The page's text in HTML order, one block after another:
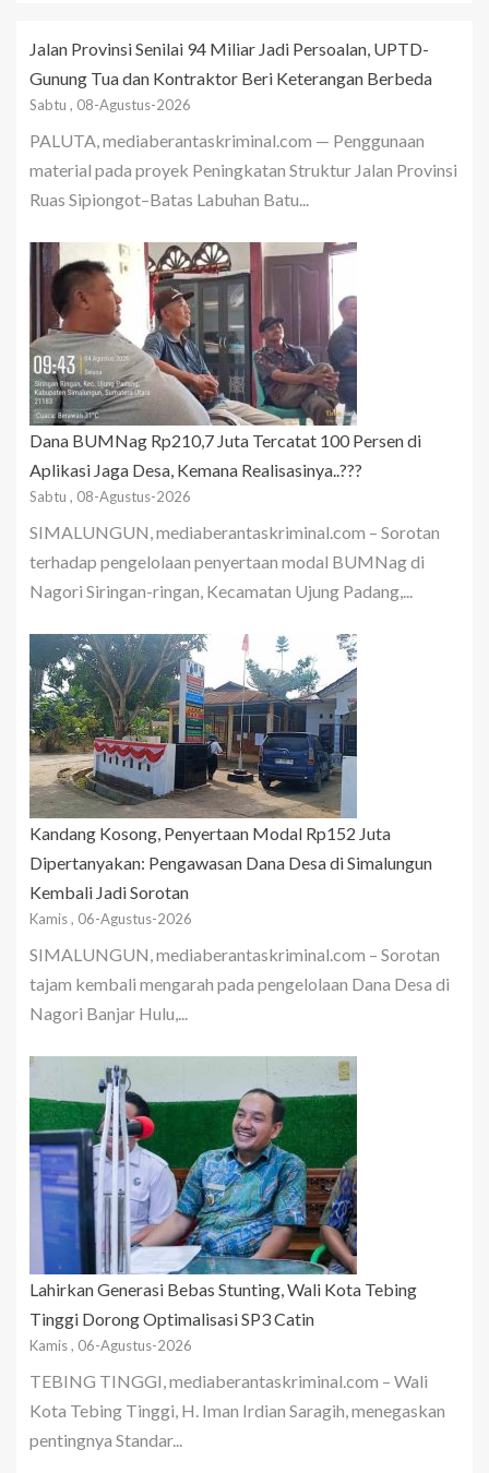
Jalan Provinsi Senilai 94 Miliar Jadi Persoalan, UPTD-
Gunung Tua dan Kontraktor Beri Keterangan Berbeda
Sabtu , 08-Agustus-2026
PALUTA, mediaberantaskriminal.com — Penggunaan
material pada proyek Peningkatan Struktur Jalan Provinsi
Ruas Sipiongot–Batas Labuhan Batu...
Dana BUMNag Rp210,7 Juta Tercatat 100 Persen di
Aplikasi Jaga Desa, Kemana Realisasinya..???
Sabtu , 08-Agustus-2026
SIMALUNGUN, mediaberantaskriminal.com – Sorotan
terhadap pengelolaan penyertaan modal BUMNag di
Nagori Siringan-ringan, Kecamatan Ujung Padang,...
Kandang Kosong, Penyertaan Modal Rp152 Juta
Dipertanyakan: Pengawasan Dana Desa di Simalungun
Kembali Jadi Sorotan
Kamis , 06-Agustus-2026
SIMALUNGUN, mediaberantaskriminal.com – Sorotan
tajam kembali mengarah pada pengelolaan Dana Desa di
Nagori Banjar Hulu,...
Lahirkan Generasi Bebas Stunting, Wali Kota Tebing
Tinggi Dorong Optimalisasi SP3 Catin
Kamis , 06-Agustus-2026
TEBING TINGGI, mediaberantaskriminal.com – Wali
Kota Tebing Tinggi, H. Iman Irdian Saragih, menegaskan
pentingnya Standar...